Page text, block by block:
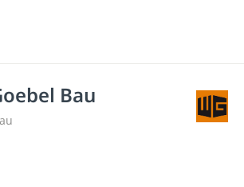
Bau